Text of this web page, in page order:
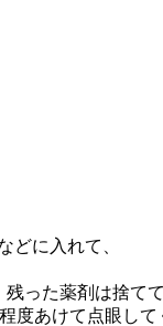
どに入れて、
った薬剤は捨てて
あけて点眼して